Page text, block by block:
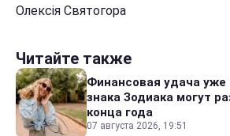
Олексія Святогора
Читайте также
Финансовая удача уже
знака Зодиака могут
конца года
07 августа 2026, 19:51